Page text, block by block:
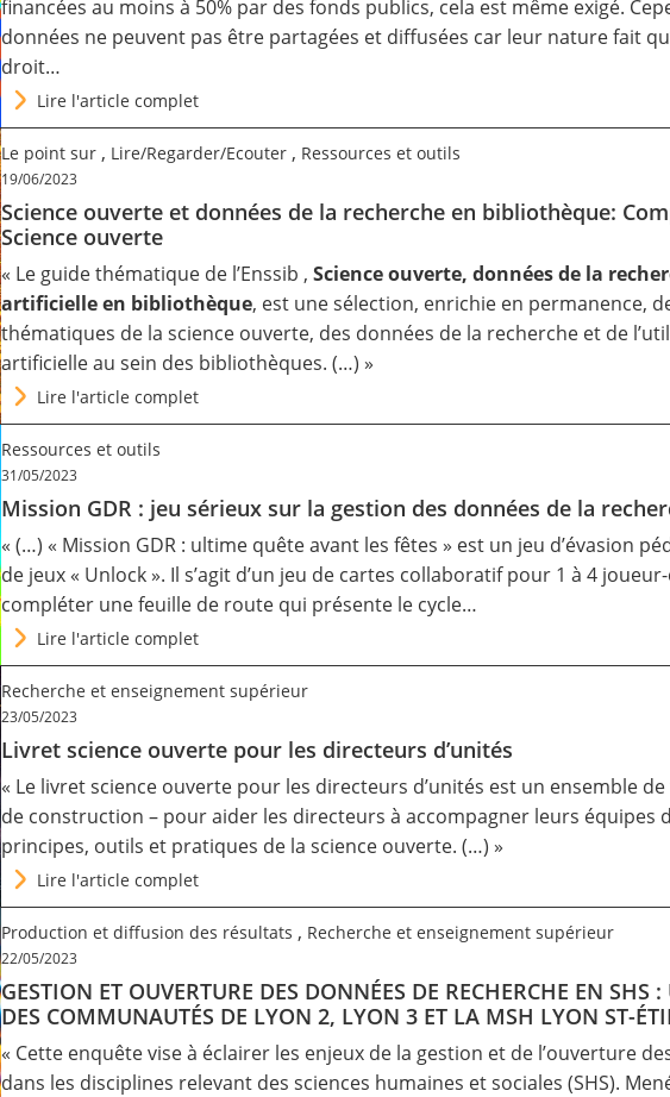
financées au moins à 50% par des fonds publics, cela est même exigé.
données ne peuvent pas être partagées et diffusées car leur nature fait
droit…
Lire l'article complet
Le point sur , Lire/Regarder/Ecouter , Ressources et outils
19/06/2023
Science ouverte et données de la recherche en bibliothèque:
Science ouverte
« Le guide thématique de l’Enssib ,Science ouverte, données de la
artificielle en bibliothèque, est une sélection, enrichie en permanence,
thématiques de la science ouverte, des données de la recherche et de
artificielle au sein des bibliothèques. (…) »
Lire l'article complet
Ressources et outils
31/05/2023
Mission GDR : jeu sérieux sur la gestion des données de la
« (…) « Mission GDR : ultime quête avant les fêtes » est un jeu d’évasion
de jeux « Unlock ». Il s’agit d’un jeu de cartes collaboratif pour 1 à 4
compléter une feuille de route qui présente le cycle…
Lire l'article complet
Recherche et enseignement supérieur
23/05/2023
Livret science ouverte pour les directeurs d’unités
« Le livret science ouverte pour les directeurs d’unités est un ensemble
de construction – pour aider les directeurs à accompagner leurs équipes
principes, outils et pratiques de la science ouverte. (…) »
Lire l'article complet
Production et diffusion des résultats , Recherche et enseignement supérieur
22/05/2023
GESTION ET OUVERTURE DES DONNÉES DE RECHERCHE EN SHS
DES COMMUNAUTÉS DE LYON 2, LYON 3 ET LA MSH LYON ST-
« Cette enquête vise à éclairer les enjeux de la gestion et de l’ouverture
dans les disciplines relevant des sciences humaines et sociales (SHS).